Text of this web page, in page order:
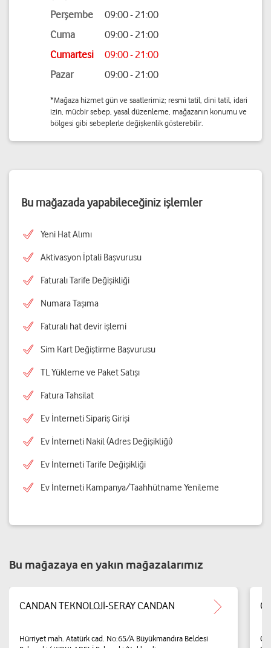
Perşembe
09:00 - 21:00
Cuma
09:00 - 21:00
Cumartesi
09:00 - 21:00
Pazar
09:00 - 21:00
*Mağaza hizmet gün ve saatlerimiz; resmi tatil, dini tatil, idari
izin, mücbir sebep, yasal düzenleme, mağazanın konumu ve
bölgesi gibi sebeplerle değişkenlik gösterebilir.
Bu mağazada yapabileceğiniz işlemler
Yeni Hat Alımı
Aktivasyon İptali Başvurusu
Faturalı Tarife Değişikliği
Numara Taşıma
Faturalı hat devir işlemi
Sim Kart Değiştirme Başvurusu
TL Yükleme ve Paket Satışı
Fatura Tahsilat
Ev İnterneti Sipariş Girişi
Ev İnterneti Nakil (Adres Değişikliği)
Ev İnterneti Tarife Değişikliği
Ev İnterneti Kampanya/Taahhütname Yenileme
Bu mağazaya en yakın mağazalarımız
CANDAN TEKNOLOJİ-SERAY CANDAN
Hürriyet mah. Atatürk cad. No:65/A Büyükmandıra Beldesi